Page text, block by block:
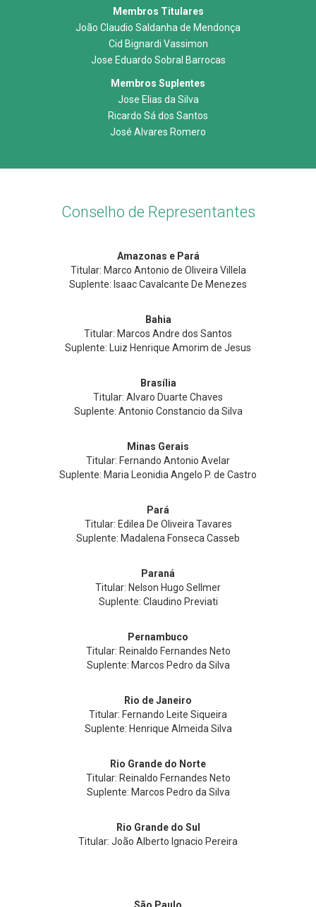
Membros Titulares
João Claudio Saldanha de Mendonça
Cid Bignardi Vassimon
Jose Eduardo Sobral Barrocas
Membros Suplentes
Jose Elias da Silva
Ricardo Sá dos Santos
José Alvares Romero
Conselho de Representantes
Amazonas e Pará
Titular: Marco Antonio de Oliveira Villela
Suplente: Isaac Cavalcante De Menezes
Bahia
Titular: Marcos Andre dos Santos
Suplente: Luiz Henrique Amorim de Jesus
Brasília
Titular: Alvaro Duarte Chaves
Suplente: Antonio Constancio da Silva
Minas Gerais
Titular: Fernando Antonio Avelar
Suplente: Maria Leonidia Angelo P. de Castro
Pará
Titular: Edilea De Oliveira Tavares
Suplente: Madalena Fonseca Casseb
Paraná
Titular: Nelson Hugo Sellmer
Suplente: Claudino Previati
Pernambuco
Titular: Reinaldo Fernandes Neto
Suplente: Marcos Pedro da Silva
Rio de Janeiro
Titular: Fernando Leite Siqueira
Suplente: Henrique Almeida Silva
Rio Grande do Norte
Titular: Reinaldo Fernandes Neto
Suplente: Marcos Pedro da Silva
Rio Grande do Sul
Titular: João Alberto Ignacio Pereira